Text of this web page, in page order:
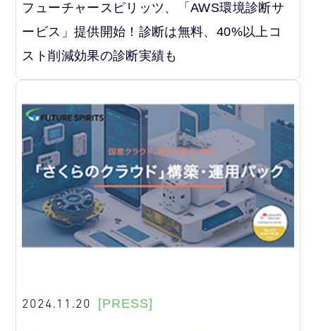
フューチャースピリッツ、「AWS環境診断サ
ービス」提供開始！診断は無料、40%以上コ
スト削減効果の診断実績も
2024.11.20 [PRESS]